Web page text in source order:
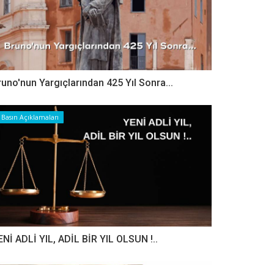
Yargıçlarından 425 Yıl Sonra...
Basın Açıklamaları
ADLİ YIL, ADİL BİR YIL OLSUN !..